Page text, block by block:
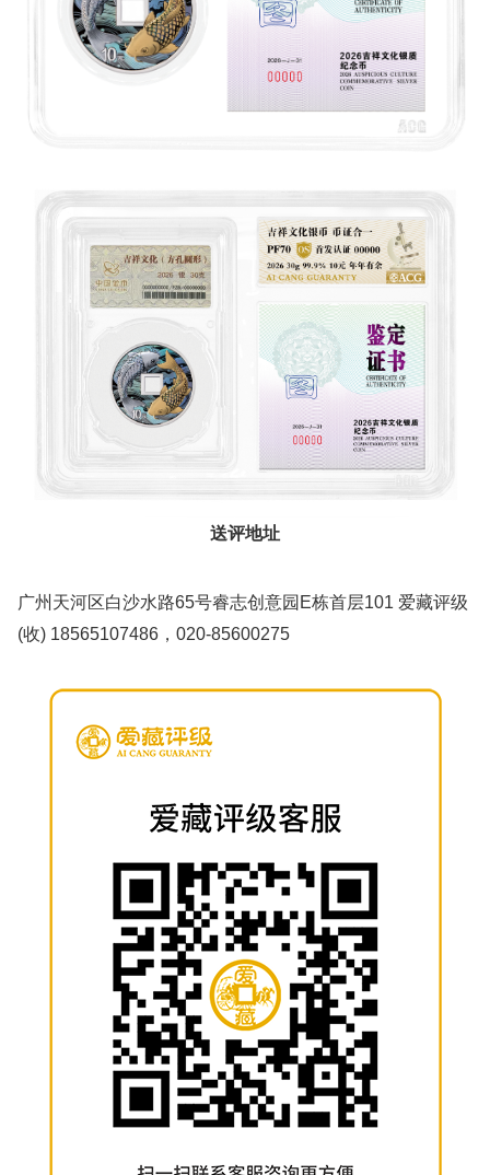
送评地址
广州天河区白沙水路65号睿志创意园E栋首层101 爱藏评级
(收) 18565107486，020-85600275